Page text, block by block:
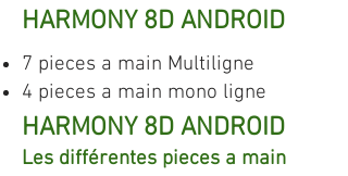
HARMONY 8D ANDROID
7 pieces a main Multiligne
4 pieces a main mono ligne
3 pieces a main mono point
Ecran de 13,3"
HARMONY 8D ANDROID
Les différentes pieces a main